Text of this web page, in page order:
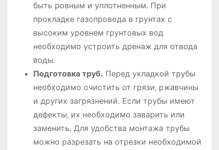
быть ровным и уплотненным․ При
прокладке газопровода в грунтах с
высоким уровнем грунтовых вод
необходимо устроить дренаж для отвода
воды․
Подготовка труб․ Перед укладкой трубы
необходимо очистить от грязи‚ ржавчины
и других загрязнений․ Если трубы имеют
дефекты‚ их необходимо заварить или
заменить․ Для удобства монтажа трубы
можно разрезать на отрезки необходимой